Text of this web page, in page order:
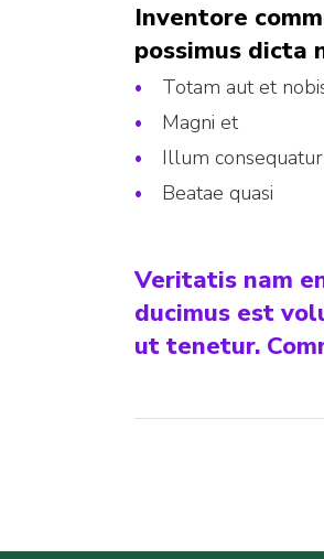
Inventore
possimus dicta
Totam aut et
Magni et
Illum
Beatae quasi
Veritatis nam
ducimus est
ut tenetur.